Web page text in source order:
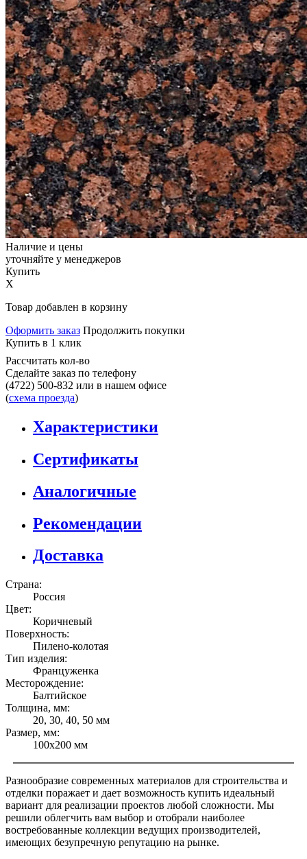
Наличие и цены
уточняйте у менеджеров
Купить
X
Товар добавлен в корзину
Оформить заказ Продолжить покупки
Купить в 1 клик
Рассчитать кол-во
Сделайте заказ по телефону
(4722) 500-832 или в нашем офисе
(схема проезда)
Характеристики
Сертификаты
Аналогичные
Рекомендации
Доставка
Страна:
Россия
Цвет:
Коричневый
Поверхность:
Пилено-колотая
Тип изделия:
Француженка
Месторождение:
Балтийское
Толщина, мм:
20, 30, 40, 50 мм
Размер, мм:
100x200 мм
Разнообразие современных материалов для строительства и
отделки поражает и дает возможность купить идеальный
вариант для реализации проектов любой сложности. Мы
решили облегчить вам выбор и отобрали наиболее
востребованные коллекции ведущих производителей,
имеющих безупречную репутацию на рынке.